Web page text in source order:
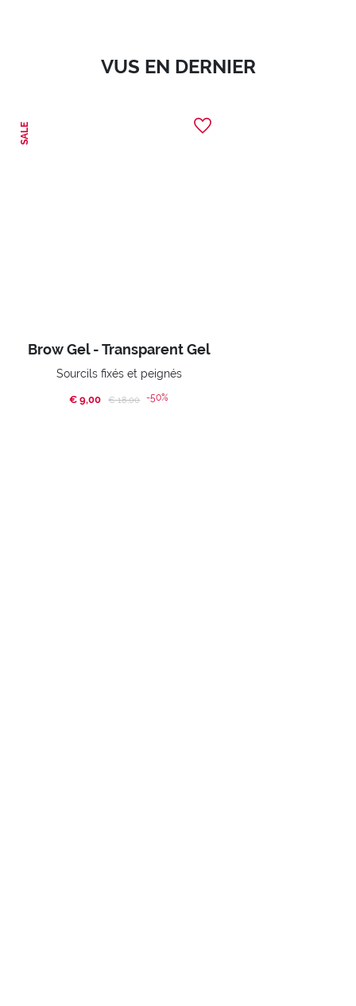
VUS EN DERNIER
SALE
Brow Gel - Transparent Gel
Sourcils fixés et peignés
€ 9,00 Price reduced from
€ 18,00to-50%